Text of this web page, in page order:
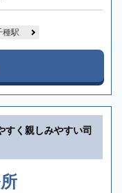
種駅
すく親しみやすい司